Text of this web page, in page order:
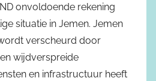
onvoldoende rekening
situatie in Jemen. Jemen
verscheurd door
wijdverspreide
en infrastructuur heeft